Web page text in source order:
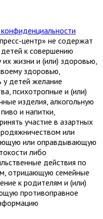
центр» не содержат
к совершению
их жизни и (или) здоровью,
здоровью,
у детей желание
психотропные и (или)
изделия, алкогольную
и напитки,
участие в азартных
или
или оправдывающую
либо
действия по
отрицающую семейные
к родителям и (или)
противоправное